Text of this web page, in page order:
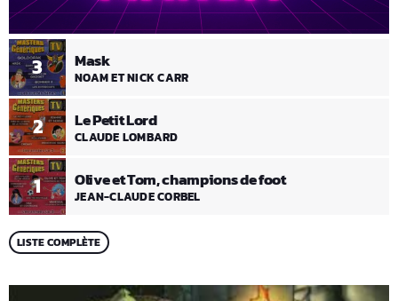
1 Olive et Tom, champions de foot
JEAN-CLAUDE CORBEL
2 Le Petit Lord
CLAUDE LOMBARD
3 Mask
NOAM ET NICK CARR
LISTE COMPLÈTE